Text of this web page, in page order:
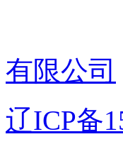
技
有限公司
辽ICP备